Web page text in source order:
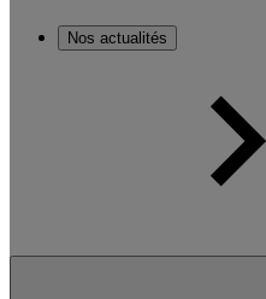
Nos actualités